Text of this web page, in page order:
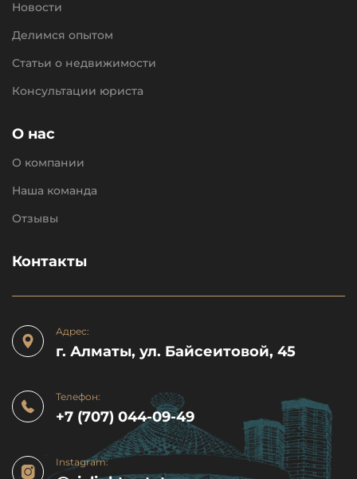
Новости
Делимся опытом
Статьи о недвижимости
Консультации юриста
О нас
О компании
Наша команда
Отзывы
Контакты
Адрес:
г. Алматы, ул. Байсеитовой, 45
Телефон:
+7 (707) 044-09-49
Instagram: